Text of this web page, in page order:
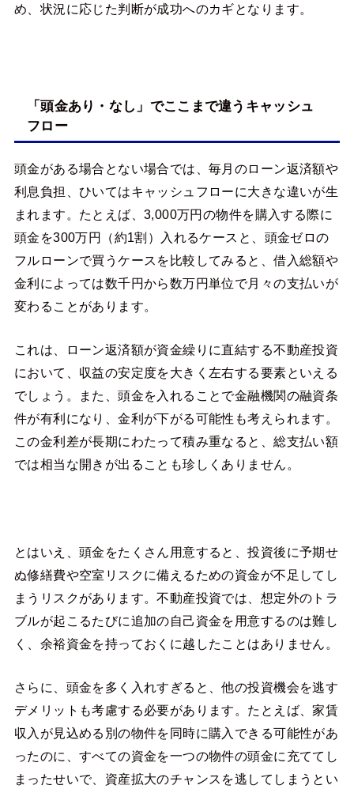
め、状況に応じた判断が成功へのカギとなります。
「頭金あり・なし」でここまで違うキャッシュ
フロー
頭金がある場合とない場合では、毎月のローン返済額や
利息負担、ひいてはキャッシュフローに大きな違いが生
まれます。たとえば、3,000万円の物件を購入する際に
頭金を300万円（約1割）入れるケースと、頭金ゼロの
フルローンで買うケースを比較してみると、借入総額や
金利によっては数千円から数万円単位で月々の支払いが
変わることがあります。
これは、ローン返済額が資金繰りに直結する不動産投資
において、収益の安定度を大きく左右する要素といえる
でしょう。また、頭金を入れることで金融機関の融資条
件が有利になり、金利が下がる可能性も考えられます。
この金利差が長期にわたって積み重なると、総支払い額
では相当な開きが出ることも珍しくありません。
とはいえ、頭金をたくさん用意すると、投資後に予期せ
ぬ修繕費や空室リスクに備えるための資金が不足してし
まうリスクがあります。不動産投資では、想定外のトラ
ブルが起こるたびに追加の自己資金を用意するのは難し
く、余裕資金を持っておくに越したことはありません。
さらに、頭金を多く入れすぎると、他の投資機会を逃す
デメリットも考慮する必要があります。たとえば、家賃
収入が見込める別の物件を同時に購入できる可能性があ
ったのに、すべての資金を一つの物件の頭金に充ててし
まったせいで、資産拡大のチャンスを逃してしまうとい